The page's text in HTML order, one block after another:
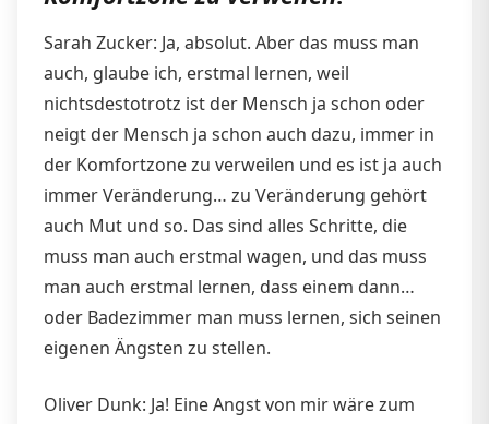
Sarah Zucker: Ja, absolut. Aber das muss man
auch, glaube ich, erstmal lernen, weil
nichtsdestotrotz ist der Mensch ja schon oder
neigt der Mensch ja schon auch dazu, immer in
der Komfortzone zu verweilen und es ist ja auch
immer Veränderung… zu Veränderung gehört
auch Mut und so. Das sind alles Schritte, die
muss man auch erstmal wagen, und das muss
man auch erstmal lernen, dass einem dann…
oder Badezimmer man muss lernen, sich seinen
eigenen Ängsten zu stellen.
Oliver Dunk: Ja! Eine Angst von mir wäre zum